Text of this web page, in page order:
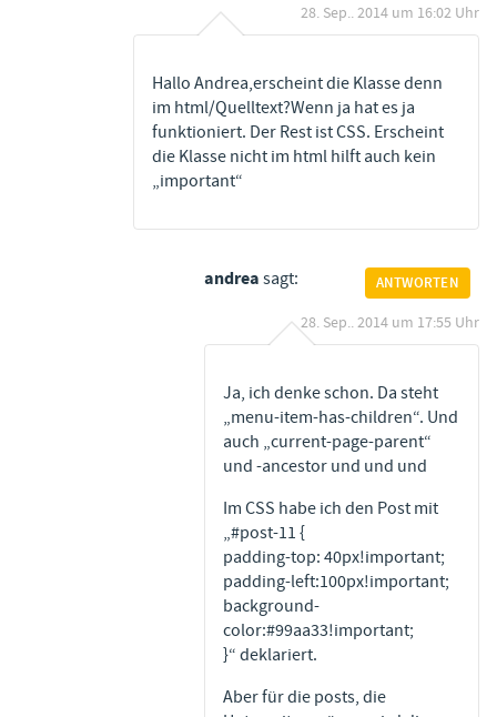
28. Sep.. 2014 um 16:02 Uhr
Hallo Andrea,erscheint die Klasse denn
im html/Quelltext?Wenn ja hat es ja
funktioniert. Der Rest ist CSS. Erscheint
die Klasse nicht im html hilft auch kein
„important“
andrea sagt:
28. Sep.. 2014 um 17:55 Uhr
Ja, ich denke schon. Da steht
„menu-item-has-children“. Und
auch „current-page-parent“
und -ancestor und und und
Im CSS habe ich den Post mit
„#post-11 {
padding-top: 40px!important;
padding-left:100px!important;
background-
color:#99aa33!important;
}“ deklariert.
Aber für die posts, die
ANTWORTEN